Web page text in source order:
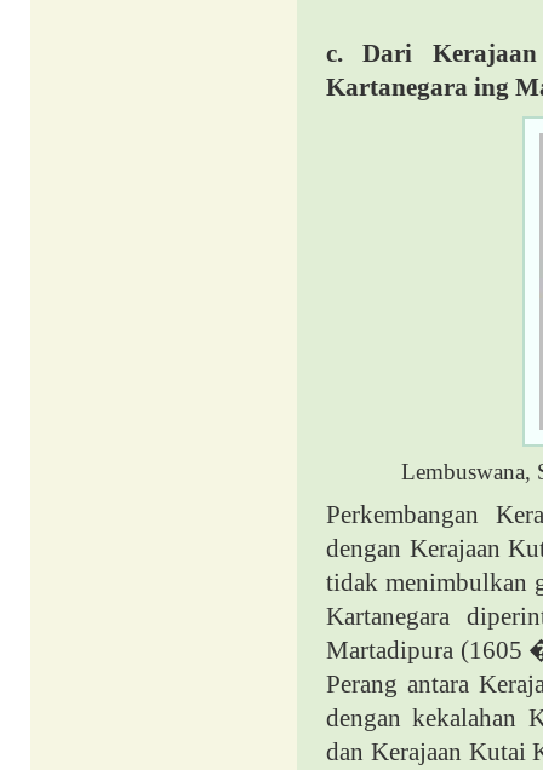
c. Dari
Kartanegara ing
Lembuswana,
Perkembangan
dengan Kerajaan
tidak menimbulkan
Kartanegara
Martadipura (1605
Perang antara
dengan kekalahan
dan Kerajaan Kutai